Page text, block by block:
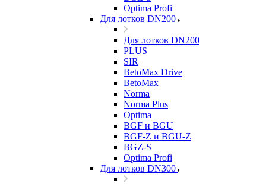
Optima Profi
Для лотков DN200
Для лотков DN200
PLUS
SIR
BetoMax Drive
BetoMax
Norma
Norma Plus
Optima
BGF и BGU
BGF-Z и BGU-Z
BGZ-S
Optima Profi
Для лотков DN300